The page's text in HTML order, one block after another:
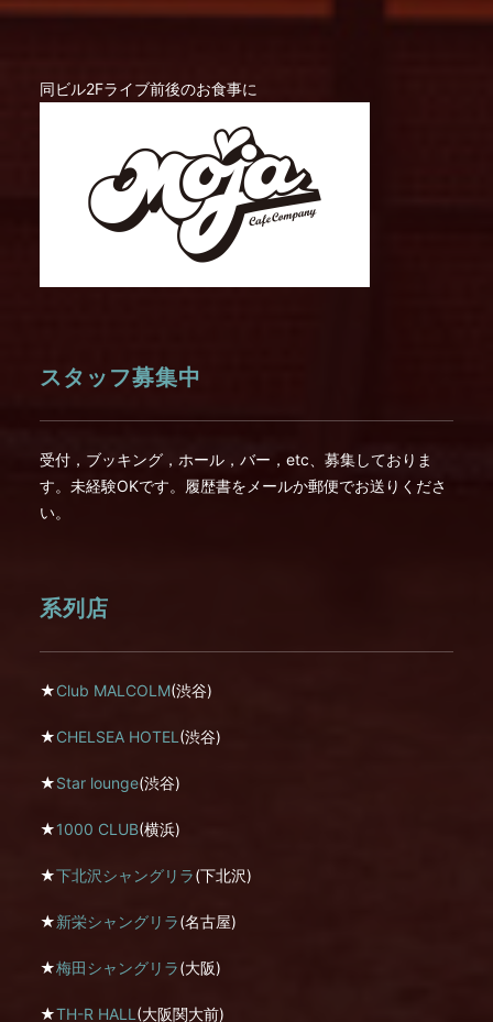
同ビル2Fライブ前後のお食事に
スタッフ募集中
受付，ブッキング，ホール，バー，etc、募集しておりま
す。未経験OKです。履歴書をメールか郵便でお送りくださ
い。
系列店
★Club MALCOLM(渋谷)
★CHELSEA HOTEL (渋谷)
★Star lounge(渋谷)
★1000 CLUB(横浜)
★下北沢シャングリラ(下北沢)
★新栄シャングリラ(名古屋)
★梅田シャングリラ(大阪)
★TH-R HALL (大阪関大前)